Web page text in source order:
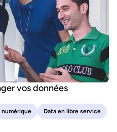
vos données
Data en libre service